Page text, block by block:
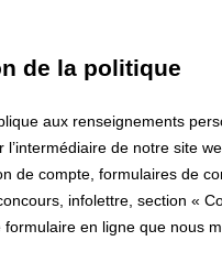
de la politique
aux renseignements
de notre site
de compte, formulaires de
infolettre, section «
en ligne que nous